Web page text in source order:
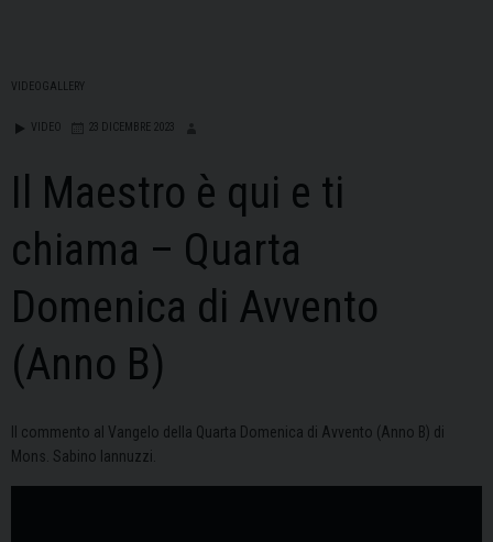
VIDEOGALLERY
VIDEO 23 DICEMBRE 2023
Il Maestro è qui e ti
chiama – Quarta
Domenica di Avvento
(Anno B)
Il commento al Vangelo della Quarta Domenica di Avvento (Anno B) di
Mons. Sabino Iannuzzi.